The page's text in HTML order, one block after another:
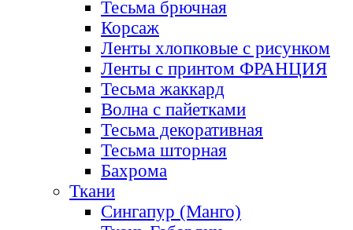
Тесьма брючная
Корсаж
Ленты хлопковые с рисунком
Ленты с принтом ФРАНЦИЯ
Тесьма жаккард
Волна с пайетками
Тесьма декоративная
Тесьма шторная
Бахрома
Ткани
Сингапур (Манго)